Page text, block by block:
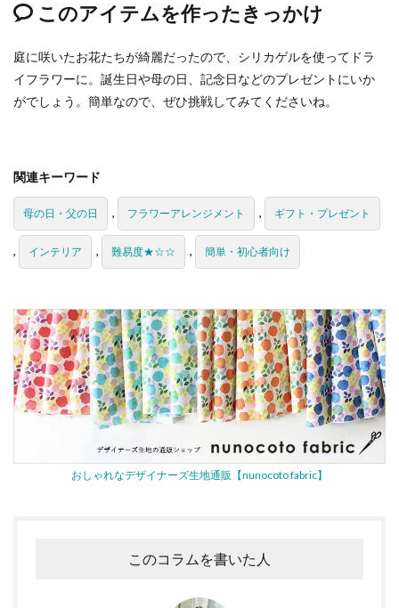
このアイテムを作ったきっかけ
庭に咲いたお花たちが綺麗だったので、シリカゲルを使ってドラ
イフラワーに。誕生日や母の日、記念日などのプレゼントにいか
がでしょう。簡単なので、ぜひ挑戦してみてくださいね。
関連キーワード
母の日・父の日 , フラワーアレンジメント , ギフト・プレゼント
, インテリア , 難易度★☆☆ , 簡単・初心者向け
おしゃれなデザイナーズ生地通販【nunocoto fabric】
このコラムを書いた人